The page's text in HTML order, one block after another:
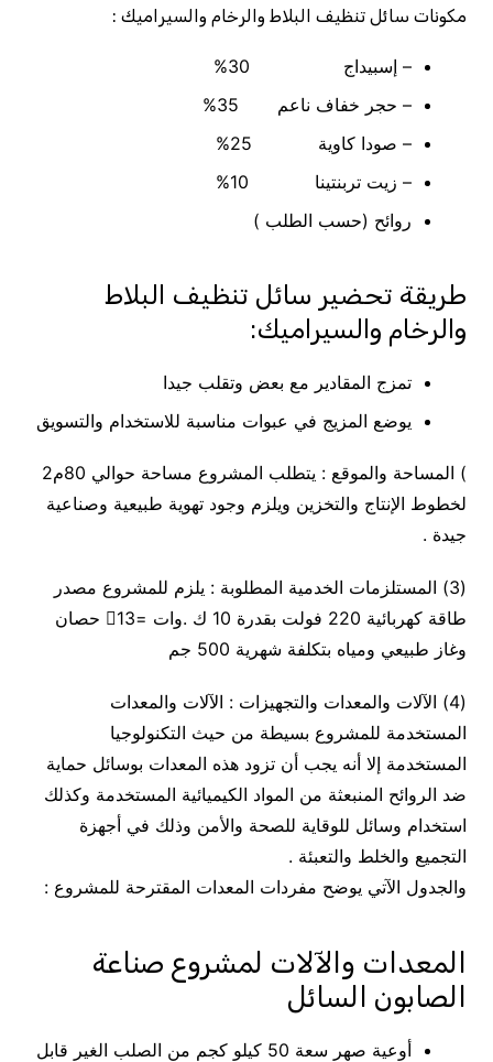
مكونات سائل تنظيف البلاط والرخام والسيراميك :
– إسبيداج 30%
– حجر خفاف ناعم 35%
– صودا كاوية 25%
– زيت تربنتينا 10%
روائح (حسب الطلب )
طريقة تحضير سائل تنظيف البلاط
والرخام والسيراميك:
تمزج المقادير مع بعض وتقلب جيدا
يوضع المزيج في عبوات مناسبة للاستخدام والتسويق
) المساحة والموقع : يتطلب المشروع مساحة حوالي 80م2
لخطوط الإنتاج والتخزين ويلزم وجود تهوية طبيعية وصناعية
جيدة .
(3) المستلزمات الخدمية المطلوبة : يلزم للمشروع مصدر
طاقة كهربائية 220 فولت بقدرة 10 ك .وات =13 حصان
وغاز طبيعي ومياه بتكلفة شهرية 500 جم
(4) الآلات والمعدات والتجهيزات : الآلات والمعدات
المستخدمة للمشروع بسيطة من حيث التكنولوجيا
المستخدمة إلا أنه يجب أن تزود هذه المعدات بوسائل حماية
ضد الروائح المنبعثة من المواد الكيميائية المستخدمة وكذلك
استخدام وسائل للوقاية للصحة والأمن وذلك في أجهزة
التجميع والخلط والتعبئة .
والجدول الآتي يوضح مفردات المعدات المقترحة للمشروع :
المعدات والآلات لمشروع صناعة
الصابون السائل
أوعية صهر سعة 50 كيلو كجم من الصلب الغير قابل